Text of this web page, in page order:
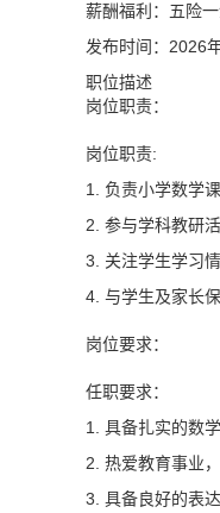
薪酬福利：五险
发布时间：2026
职位描述
岗位职责：
岗位职责:
1. 负责小学数学
2. 参与学科教研
3. 关注学生学习
4. 与学生及家长
岗位要求：
任职要求：
1. 具备扎实的数
2. 热爱教育事业
3. 具备良好的表